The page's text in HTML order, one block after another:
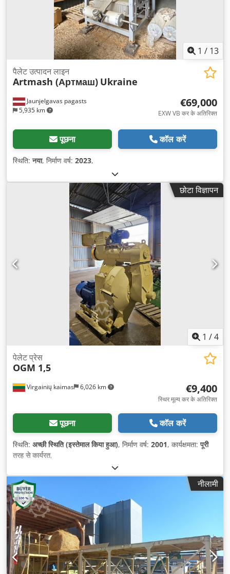
1 / 13
Jaunjelgavas pagasts
5,935 km
पैलेट उत्पादन लाइन
Artmash (Артмаш) Ukraine
€69,000
EXW VB कर के अतिरिक्त
पूछना कॉल करें
स्थिति:नया, निर्माण वर्ष: 2023,
छोटा विज्ञापन
1 /4
Virgainių kaimas 6,026 km
पेलेट प्रेस
OGM 1,5
€9,400
स्थिर मूल्य कर के अतिरिक्त
पूछना कॉल करें
स्थिति: अच्छी स्थिति (इस्तेमाल किया हुआ), निर्माण वर्ष: 2001, कार्यक्षमता:पूरी
तरह से कार्यरत,
नीलामी